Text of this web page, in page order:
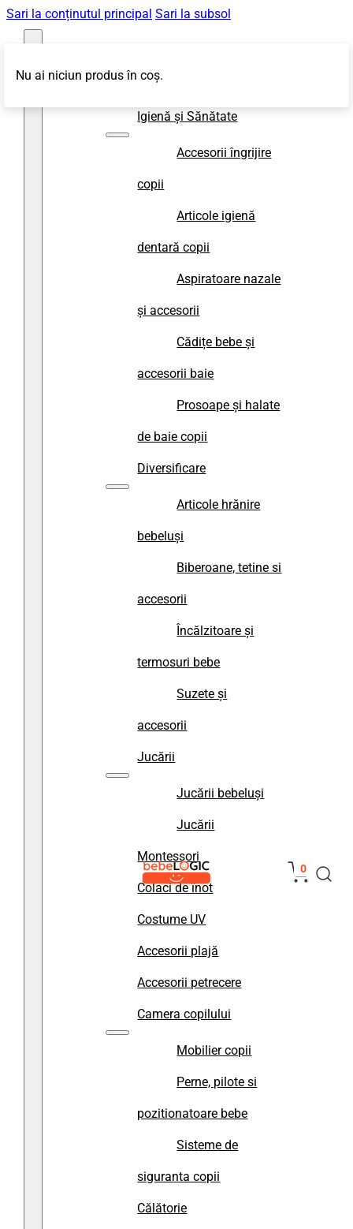
Sari la conținutul principal Sari la subsol
Igienă și Sănătate
Accesorii îngrijire
copii
Articole igienă
dentară copii
Aspiratoare nazale
și accesorii
Cădițe bebe și
accesorii baie
Prosoape și halate
de baie copii
Diversificare
Articole hrănire
bebeluși
Biberoane, tetine si
accesorii
Încălzitoare și
termosuri bebe
Suzete și
accesorii
Jucării
Jucării bebeluși
Jucării
Montessori
Colaci de înot
Costume UV
Accesorii plajă
Accesorii petrecere
Camera copilului
Mobilier copii
Perne, pilote si
pozitionatoare bebe
Sisteme de
siguranta copii
Călătorie
0
Nu ai niciun produs în coș.